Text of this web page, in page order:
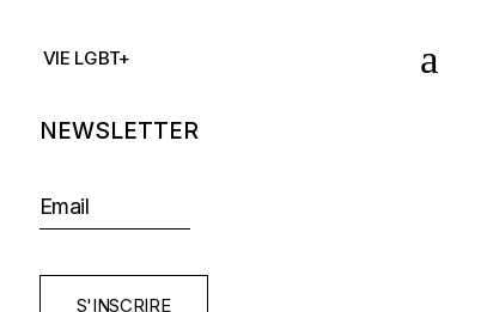
VIE LGBT+
NEWSLETTER
S'INSCRIRE